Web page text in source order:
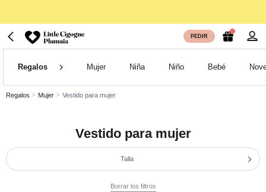
PEDIR
Regalos Mujer Niña Niño Bebé
Regalos Mujer Vestido para mujer
Vestido para mujer
Talla
Borrar los filtros